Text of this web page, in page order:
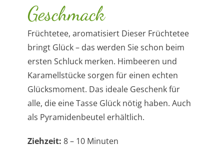
Geschmack
Früchtetee, aromatisiert Dieser Früchtetee
bringt Glück – das werden Sie schon beim
ersten Schluck merken. Himbeeren und
Karamellstücke sorgen für einen echten
Glücksmoment. Das ideale Geschenk für
alle, die eine Tasse Glück nötig haben. Auch
als Pyramidenbeutel erhältlich.
Ziehzeit: 8 – 10 Minuten